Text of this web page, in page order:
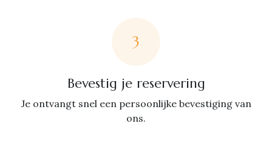
3
Bevestig je reservering
Je ontvangt snel een persoonlijke bevestiging van
ons.